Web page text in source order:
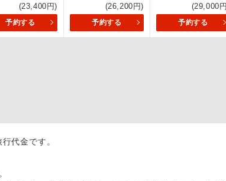
(23,400円)
予約する
(26,200円)
予約する
(29,000
予約する
代金です。
ご宿泊ホテルに露天風呂が付いています。
周りの音を気にせず、ガイドさんの説明をじ